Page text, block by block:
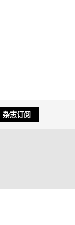
杂志订阅